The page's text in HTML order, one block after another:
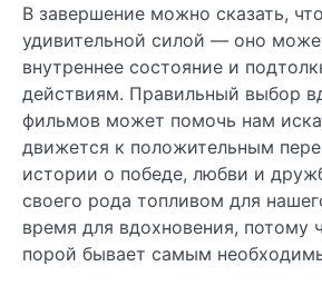
В завершение можно сказать,
удивительной силой — оно
внутреннее состояние и
действиям. Правильный выбор
фильмов может помочь нам
движется к положительным
истории о победе, любви и
своего рода топливом для
время для вдохновения, потому
порой бывает самым